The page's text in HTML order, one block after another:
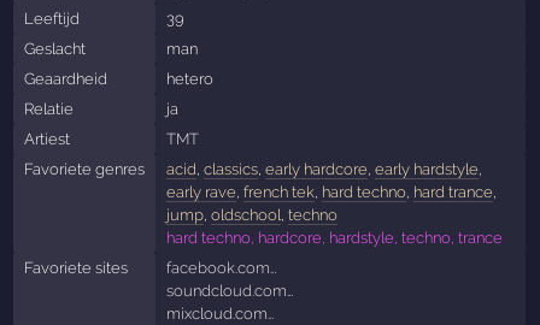
Leeftijd
39
Geslacht
man
Geaardheid
hetero
Relatie
ja
Artiest
TMT
Favoriete genres
acid, classics, early hardcore, early hardstyle,
early rave, french tek, hard techno, hard trance,
jump, oldschool, techno
hard techno, hardcore, hardstyle, techno, trance
Favoriete sites
facebook.com…
soundcloud.com…
mixcloud.com…